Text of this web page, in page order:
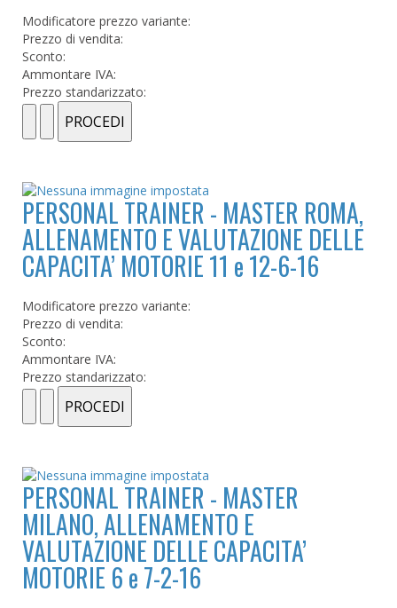
Modificatore prezzo variante:
Prezzo di vendita:
Sconto:
Ammontare IVA:
Prezzo standarizzato:
PERSONAL TRAINER - MASTER ROMA,
ALLENAMENTO E VALUTAZIONE DELLE
CAPACITA’ MOTORIE 11 e 12-6-16
Modificatore prezzo variante:
Prezzo di vendita:
Sconto:
Ammontare IVA:
Prezzo standarizzato:
PERSONAL TRAINER - MASTER
MILANO, ALLENAMENTO E
VALUTAZIONE DELLE CAPACITA’
MOTORIE 6 e 7-2-16